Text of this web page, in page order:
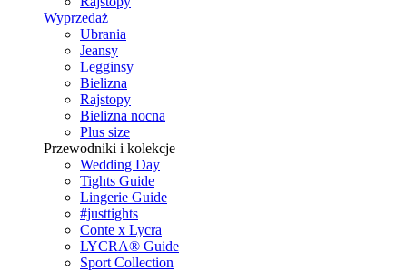
Wyprzedaż
Ubrania
Jeansy
Legginsy
Bielizna
Rajstopy
Bielizna nocna
Plus size
Przewodniki i kolekcje
Wedding Day
Tights Guide
Lingerie Guide
#justtights
Conte x Lycra
LYCRA® Guide
Sport Сollection